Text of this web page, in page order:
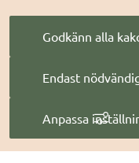
Godkänn alla
Endast
Anpassa
Hantera kakor